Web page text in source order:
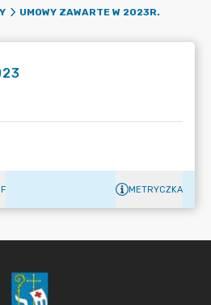
UMOWY ZAWARTE W 2023R.
METRYCZKA